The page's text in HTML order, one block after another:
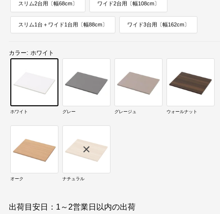
スリム2台用〔幅68cm〕 ワイド2台用〔幅108cm〕
スリム1台＋ワイド1台用〔幅88cm〕 ワイド3台用〔幅162cm〕
カラー: ホワイト
ホワイト グレー グレージュ ウォールナット
オーク ナチュラル
出荷目安日：1～2営業日以内の出荷